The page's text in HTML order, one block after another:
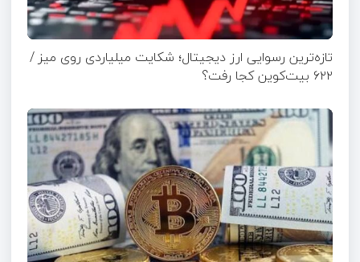
تازه‌ترین رسوایی ارز دیجیتال؛ شکایت میلیاردی روی میز /
۶۲۲ بیت‌کوین کجا رفت؟